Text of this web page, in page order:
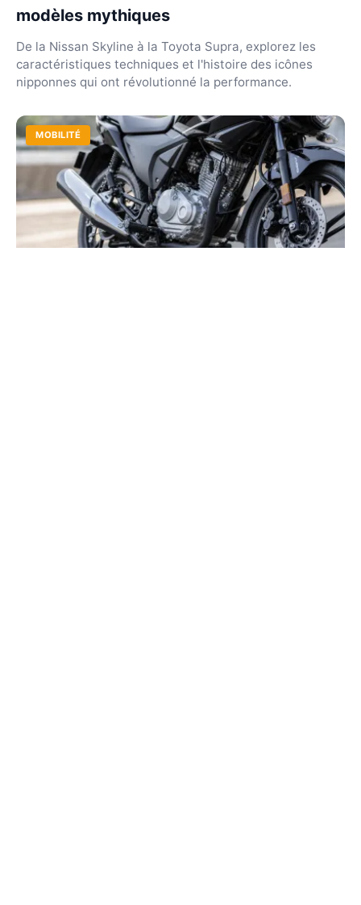
modèles mythiques
De la Nissan Skyline à la Toyota Supra, explorez les
caractéristiques techniques et l'histoire des icônes
nipponnes qui ont révolutionné la performance.
MOBILITÉ